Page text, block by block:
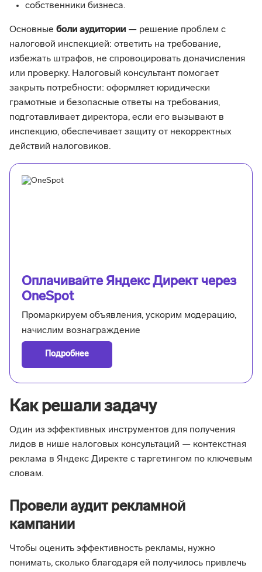
собственники бизнеса.
Основные боли аудитории — решение проблем с
налоговой инспекцией: ответить на требование,
избежать штрафов, не спровоцировать доначисления
или проверку. Налоговый консультант помогает
закрыть потребности: оформляет юридически
грамотные и безопасные ответы на требования,
подготавливает директора, если его вызывают в
инспекцию, обеспечивает защиту от некорректных
действий налоговиков.
Оплачивайте Яндекс Директ через
OneSpot
Промаркируем объявления, ускорим модерацию,
начислим вознаграждение
Подробнее
Как решали задачу
Один из эффективных инструментов для получения
лидов в нише налоговых консультаций — контекстная
реклама в Яндекс Директе с таргетингом по ключевым
словам.
Провели аудит рекламной
кампании
Чтобы оценить эффективность рекламы, нужно
понимать, сколько благодаря ей получилось привлечь